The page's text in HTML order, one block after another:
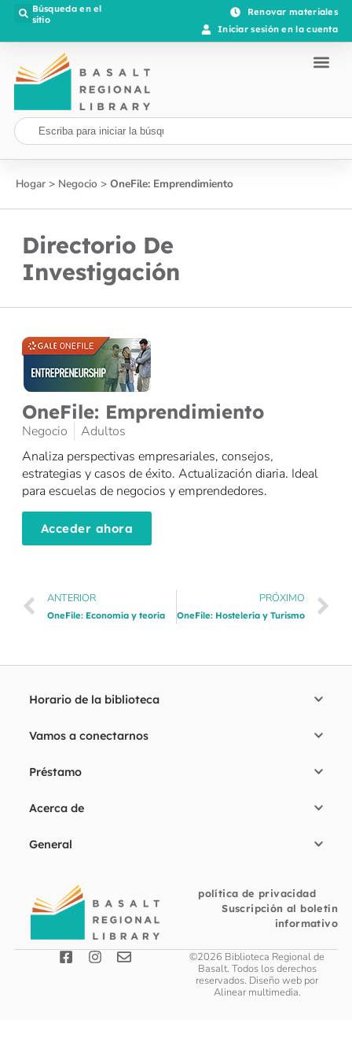
Búsqueda en el
sitio
Renovar materiales
Iniciar sesión en la cuenta
Hogar > Negocio > OneFile: Emprendimiento
Directorio De
Investigación
OneFile: Emprendimiento
Negocio
Adultos
Analiza perspectivas empresariales, consejos,
estrategias y casos de éxito. Actualización diaria. Ideal
para escuelas de negocios y emprendedores.
Acceder ahora
ANTERIOR
OneFile: Economía y teoría
PRÓXIMO
OneFile: Hostelería y Turismo
Horario de la biblioteca
Vamos a conectarnos
Préstamo
Acerca de
General
política de privacidad
Suscripción al boletín
informativo
©2026 Biblioteca Regional de
Basalt. Todos los derechos
reservados. Diseño web por
Alinear multimedia.